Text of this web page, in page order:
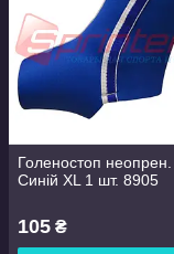
Голеностоп неопрен.
Синій XL 1 шт. 8905
105 ₴